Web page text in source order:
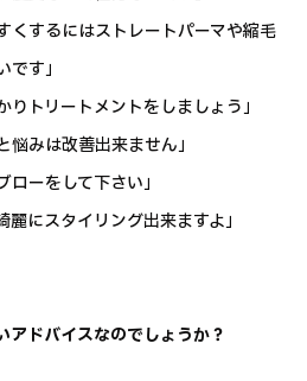
くするにはストレートパーマや縮毛
す」
りトリートメントをしましょう」
悩みは改善出来ません」
ローをして下さい」
麗にスタイリング出来ますよ」
アドバイスなのでしょうか？